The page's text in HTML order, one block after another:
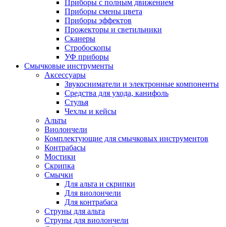
Приборы с полным движением
Приборы смены цвета
Приборы эффектов
Прожекторы и светильники
Сканеры
Стробоскопы
УФ приборы
Смычковые инструменты
Аксессуары
Звукосниматели и электронные компоненты
Средства для ухода, канифоль
Стулья
Чехлы и кейсы
Альты
Виолончели
Комплектующие для смычковых инструментов
Контрабасы
Мостики
Скрипка
Смычки
Для альта и скрипки
Для виолончели
Для контрабаса
Струны для альта
Струны для виолончели